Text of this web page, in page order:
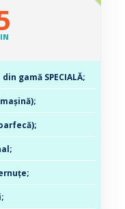
gamă SPECIALĂ;